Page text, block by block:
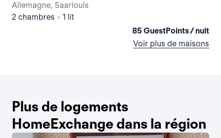
Allemagne, Saarlouis
2 chambres • 1 lit
85 GuestPoints / nuit
Voir plus de maisons
Plus de logements
HomeExchange dans la région